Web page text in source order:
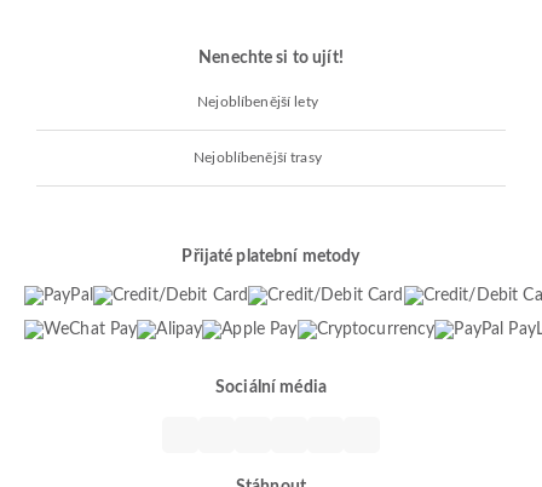
Nenechte si to ujít!
Nejoblíbenější lety
Nejoblíbenější trasy
Přijaté platební metody
Sociální média